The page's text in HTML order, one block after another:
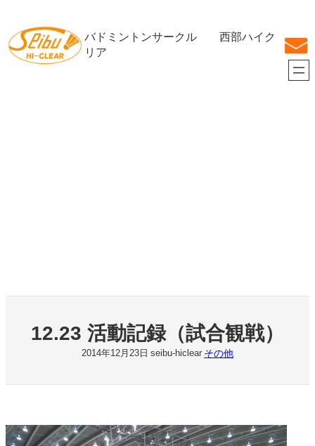
を
ス
バドミントンサークル 西部ハイク
リア
12.23 活動記録（試合観戦）
2014年12月23日 seibu-hiclear その他